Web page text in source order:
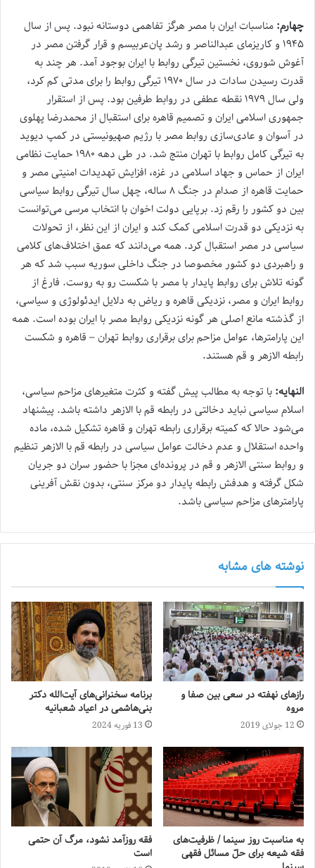
چهارم: مناسبات ایران با مصر هرگز تفاهمی دوستانه نبود. پس از سال
۱۹۴۵ و کاریزمای عبدالناصر و رشد پان‌عربیسم و قرار گرفتن مصر در
آغوش شوروی، نخستین تیرگی روابط با ایران بوجود آمد. هر چند به
قدرت رسیدن سادات در سال ۱۹۷۰ تیرگی روابط را برای مدتی کم کرد،
ولی سال ۱۹۷۹ نقطه‌ عطفی در روابط طرفین بود. پس از استقرار
جمهوری‌ اسلامی ایران و تصمیم قاهره برای استقبال از محمدرضا پهلوی
در آسوان و عادی‌سازی روابط مصر با رژیم‌ صهیونیستی در کمپ دیوید
به تیرگی کامل روابط با تهران منتج شد. در طی دهه‌ ۱۹۸۰ حمایت نظامی
ایران از حماس و جهاد اسلامی در غزه، افزایش تهدیدات امنیتی مصر و
حمایت قاهره از صدام در جنگ ۸ ساله، چهل سال تیرگی روابط سیاسی
بین دو کشور را رقم زد. برپایی دولت اخوان‌ با انتخاب مرسی‌ می‌توانست
به نزدیکی دو قدرت اسلامی کمک کند و ایران از این نظر، از تحولات
سیاسی در مصر استقبال کرد. همه‌ می‌دانند که عمق اختلاف‌های کلامی
و راهبردی دو کشور مخصوصا در جنگ داخلی سوریه سبب شد که هر
گونه تلاش برای روابط پایدار با مصر با شکست رو به روست. فارغ از
روابط ایران و مصر، نزدیکی قاهره و ریاض به دلایل ایدئولوژی و سیاسی،
از گذشته مانع اصلی هر گونه نزدیکی روابط مصر با ایران بوده است. همه
این پارامترها، عوامل مزاحم برای برقراری روابط تهران – قاهره و شکست
رابطه الازهر و قم هستند.
النهایه: با توجه به مطالب پیش گفته و کثرت متغیرهای مزاحم سیاسی،
اسلام سیاسی نباید دخالتی در رابطه قم با الازهر داشته باشد. پیشنهاد‌
می‌شود حالا که کمیته برقراری رابطه تهران و قاهره تشکیل شده، ماده
واحده استقلال و عدم دخالت عوامل سیاسی در رابطه قم با الازهر تنظیم
و روابط سنتی الازهر و قم در پرونده‌‌ای مجزا با حضور سران دو جریان
شکل گرفته و هدفش رابطه پایدار دو مرکز سنتی، بدون نقش آفرینی
پارامترهای مزاحم سیاسی باشد.
نوشته های مشابه
رازهای نهفته در سعی بین صفا و
مروه
12 جولای 2019
برنامه سخنرانی‌های آیت‌الله دکتر
بنی‌هاشمی در اعیاد شعبانیه
13 فوریه 2024
به مناسبت روز سینما / ظرفیت‌های
فقه شیعه برای حلّ مسائل فقهی
فقه روزآمد نشود، مرگ آن حتمی
است